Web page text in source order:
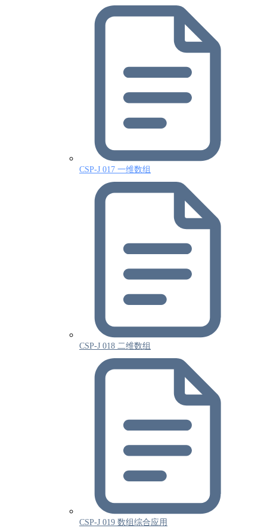
CSP-J 017 一维数组
CSP-J 018 二维数组
CSP-J 019 数组综合应用